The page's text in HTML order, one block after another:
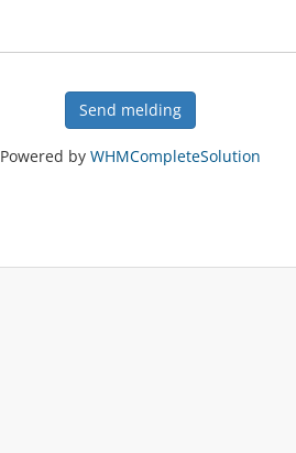
Send melding
Powered by WHMCompleteSolution